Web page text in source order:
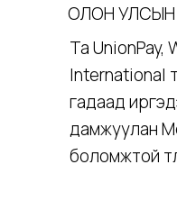
ОЛОН
Та UnionPay,
International
гадаад
дамжуулан
боломжтой